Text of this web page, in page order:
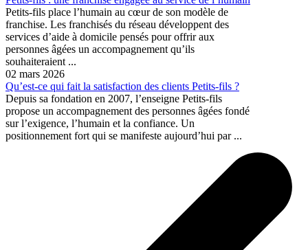
Petits-fils place l’humain au cœur de son modèle de
franchise. Les franchisés du réseau développent des
services d’aide à domicile pensés pour offrir aux
personnes âgées un accompagnement qu’ils
souhaiteraient ...
02 mars 2026
Qu’est-ce qui fait la satisfaction des clients Petits-fils ?
Depuis sa fondation en 2007, l’enseigne Petits-fils
propose un accompagnement des personnes âgées fondé
sur l’exigence, l’humain et la confiance. Un
positionnement fort qui se manifeste aujourd’hui par ...